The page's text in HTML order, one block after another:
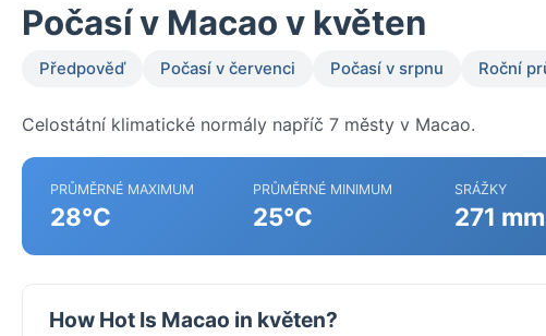
Počasí v Macao v květen
Předpověď Počasí v červenci Počasí v srpnu Roční
Celostátní klimatické normály napříč 7 městy v Macao.
PRŮMĚRNÉ MAXIMUM
28°C
PRŮMĚRNÉ MINIMUM
25°C
SRÁŽKY
271 mm
How Hot Is Macao in květen?